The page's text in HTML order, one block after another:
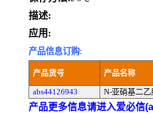
描述:
应用:
产品信息订购:
产品货号 产品名称
abs44126943 N-亚硝基二乙
产品更多信息请进入爱必信